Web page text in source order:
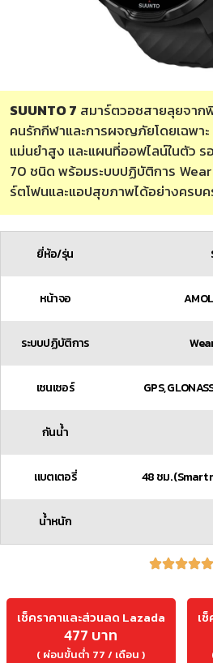
SUUNTO 7 สมาร์ตวอชสายลุยจาก
คนรักกีฬาและการผจญภัยโดยเฉพาะ
แม่นยำสูง และแผนที่ออฟไลน์ในตัว
70 ชนิด พร้อมระบบปฏิบัติการ
ร์ตโฟนและแอปสุขภาพได้อย่างครบ
ยี่ห้อ/รุ่น
หน้าจอ
ระบบปฏิบัติการ
เซนเซอร์ GPS,
กันน้ำ
แบตเตอรี่ 48 ชม. (Smart
น้ำหนัก
เช็คราคาและส่วนลด Lazada
477 บาท
( ผ่อนขั้นต่ำ 77 / เดือน )
เ